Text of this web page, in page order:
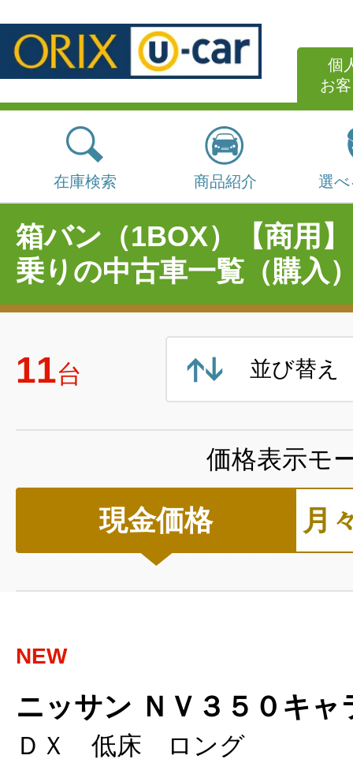
個
お
在庫検索 商品紹介 選
箱バン（1BOX）【商用
乗りの中古車一覧（購入
11台 並び替え
価格表示モ
現金価格 月
NEW
ニッサン ＮＶ３５０キ
ＤＸ 低床 ロング